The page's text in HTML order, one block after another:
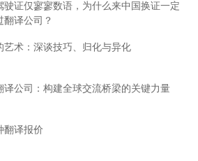
驶证仅寥寥数语，为什么来中国换证一定
翻译公司？
艺术：深谈技巧、归化与异化
译公司：构建全球交流桥梁的关键力量
翻译报价